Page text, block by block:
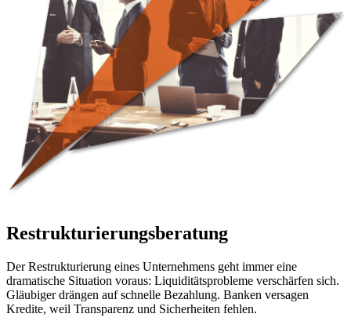
Restrukturierungsberatung
Der Restrukturierung eines Unternehmens geht immer eine
dramatische Situation voraus: Liquiditätsprobleme verschärfen sich.
Gläubiger drängen auf schnelle Bezahlung. Banken versagen
Kredite, weil Transparenz und Sicherheiten fehlen.